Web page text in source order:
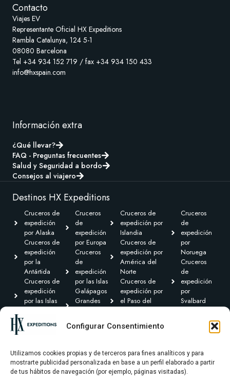
Configurar Consentimiento
Utilizamos cookies propias y de terceros para fines analíticos y para
mostrarte publicidad personalizada en base a un perfil elaborado a partir
de tus hábitos de navegación (por ejemplo, páginas visitadas).
Contacto
Viajes EV
Representante Oficial HX Expeditions
Rambla Catalunya, 124 5-1
08080 Barcelona
Tel +34 934 152 719 / fax +34 934 150 433
info@hxspain.com
Información extra
¿Qué llevar?
FAQ - Preguntas frecuentes
Salud y Seguridad a bordo
Consejos al viajero
Destinos HX Expeditions
Cruceros de
expedición
por Alaska
Cruceros de
expedición
por la
Antártida
Cruceros de
expedición
por las Islas
Cruceros de
expedición por
Centroamérica
Cruceros
de
expedición
por Europa
Cruceros
de
expedición
por las Islas
Galápagos
Grandes
expedición
Groenlandia
Cruceros de
expedición por
Islandia
Cruceros de
expedición por
América del
Norte
Cruceros de
expedición por
el Paso del
Cruceros de
Sudamérica
Cruceros
de
expedición
por
Noruega
Cruceros
de
expedición
por
Svalbard
Transoceánicas